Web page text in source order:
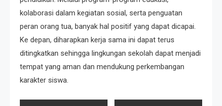
kolaborasi dalam kegiatan sosial, serta penguatan
peran orang tua, banyak hal positif yang dapat dicapai.
Ke depan, diharapkan kerja sama ini dapat terus
ditingkatkan sehingga lingkungan sekolah dapat menjadi
tempat yang aman dan mendukung perkembangan
karakter siswa.